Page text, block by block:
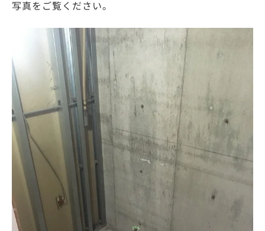
写真をご覧ください。